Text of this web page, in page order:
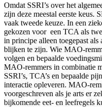
Omdat SSRI’s over het
zijn deze meestal eerste keus.
vaak tweede keuze. In een
gekozen voor een TCA als
in principe alleen toegepast
blijken te zijn. Wie MAO-
volgen en bepaalde
MAO-remmers in combinatie
SSRI’s, TCA’s en bepaalde
interactie opleveren. MAO-
voorgeschreven als je arts er
bijkomende eet- en leefregels